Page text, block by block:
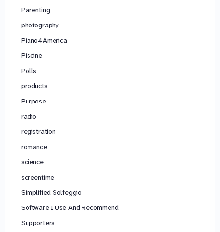
Parenting
photography
Piano4America
Piscine
Polls
products
Purpose
radio
registration
romance
science
screentime
Simplified Solfeggio
Software I Use And Recommend
Supporters